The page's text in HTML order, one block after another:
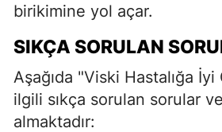
birikimine yol açar.
SIKÇA SORULAN
Aşağıda "Viski Hastalığa
ilgili sıkça sorulan sorular
almaktadır: